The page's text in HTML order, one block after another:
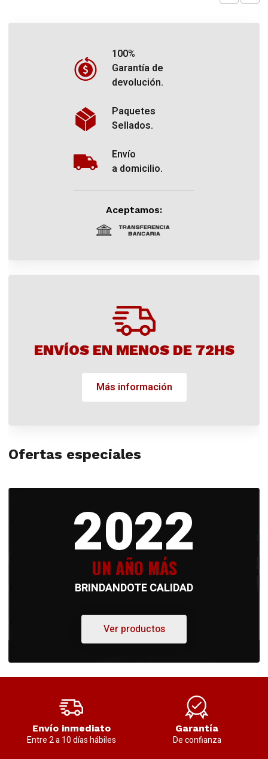
100%
Garantía de
devolución.
Paquetes
Sellados.
Envío
a domicilio.
Aceptamos:
ENVÍOS EN MENOS DE 72HS
Más información
Ofertas especiales
2022
UN AÑO MÁS
BRINDANDOTE CALIDAD
Ver productos
Envío inmediato
Entre 2 a 10 días hábiles
Garantía
De confianza